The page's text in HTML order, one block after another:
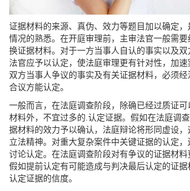
证据材料的来源、真伪、效力等题目加以确定
情况的熟悉。在开庭审理前，主审法官一般需
换证据材料。对于一方当事人自认的事实以及双
法官应予以认定，使法庭审理更有针对性，加
双方当事人争议的事实及有关证据材料，必须
合议方能认定。
一般而言，在法庭调查阶段，除确已经过质证
材料外，不宜过多的.认定证据。假如在法庭调
据材料的效力予以确认，法庭辩论将形同虚设
立法精神。对重大复杂案件中关键证据的认定
讨论认定。在法庭调查阶段对有争议的证据材料
假如提前认定有可能造成与判决最后认定的证
认定证据的信度。